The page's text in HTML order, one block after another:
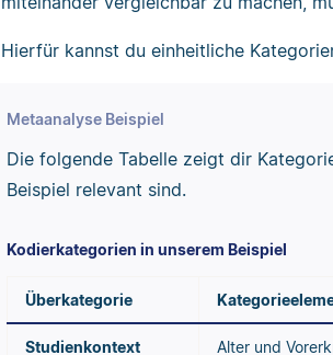
Hierfür kannst du einheitliche
Metaanalyse Beispiel
Die folgende Tabelle zeigt dir
Beispiel relevant sind.
Kodierkategorien in unserem Beispiel
Überkategorie
Studienkontext Alter und